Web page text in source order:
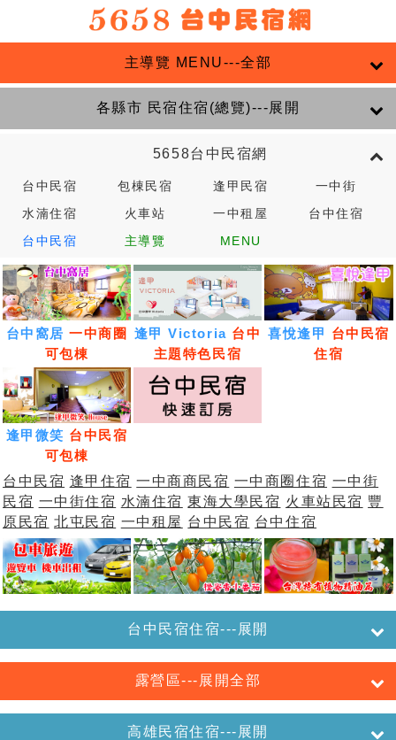
主導覽 MENU---全部
各縣市 民宿住宿(總覽)---展開
5658台中民宿網
台中民宿 包棟民宿 逢甲民宿 一中街
水湳住宿 火車站 一中租屋 台中住宿
台中民宿 主導覽 MENU
台中窩居 一中商圈
可包棟
逢甲 Victoria 台中
主題特色民宿
喜悅逢甲
台中民宿
住宿
逢甲微笑 台中民宿
可包棟
台中民宿 逢甲住宿 一中商商民宿 一中商圈住宿 一中街
民宿 一中街住宿 水湳住宿 東海大學民宿 火車站民宿 豐
原民宿 北屯民宿 一中租屋 台中民宿 台中住宿
台中民宿住宿---展開
露營區---展開全部
高雄民宿住宿---展開